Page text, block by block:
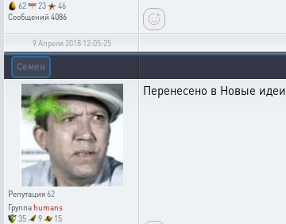
62
23
46
Сообщений 4086
9 Апреля 2018 12:05:25
Семен
Репутация62
Группаhumans
35
9
15
Перенесено в Новые идеи